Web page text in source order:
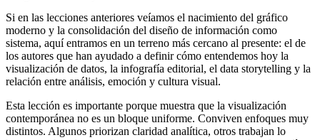
Si en las lecciones anteriores veíamos el nacimiento del gráfico
moderno y la consolidación del diseño de información como
sistema, aquí entramos en un terreno más cercano al presente: el de
los autores que han ayudado a definir cómo entendemos hoy la
visualización de datos, la infografía editorial, el data storytelling y la
relación entre análisis, emoción y cultura visual.
Esta lección es importante porque muestra que la visualización
contemporánea no es un bloque uniforme. Conviven enfoques muy
distintos. Algunos priorizan claridad analítica, otros trabajan lo